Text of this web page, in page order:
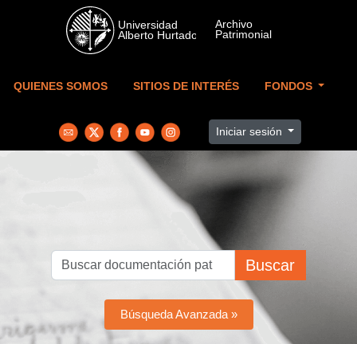
Skip to main content
QUIENES SOMOS SITIOS DE INTERÉS FONDOS
Iniciar sesión
Buscar
Búsqueda Avanzada »